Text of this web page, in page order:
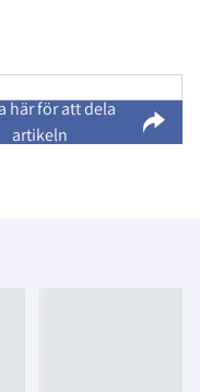
här för att dela
artikeln